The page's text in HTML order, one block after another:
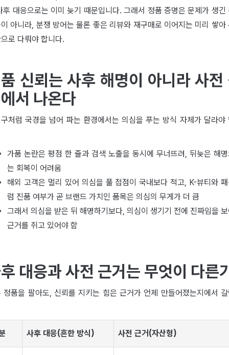
후 대응으로는 이미 늦기 때문입니다. 그래서 정품 증명은 문제가 생긴
아니라, 분쟁 방어는 물론 좋은 리뷰와 재구매로 이어지는 미리 쌓아
로 다뤄야 합니다.
신뢰는 사후 해명이 아니라 사전
서 나온다
처럼 국경을 넘어 파는 환경에서는 의심을 푸는 방식 자체가 달라야
가품 논란은 평점 한 줄과 검색 노출을 동시에 무너뜨려, 뒤늦은 해
는 회복이 어려움
해외 고객은 멀리 있어 의심을 풀 접점이 국내보다 적고, K-뷰티와
럼 진품 여부가 곧 브랜드 가치인 품목은 의심의 무게가 더 큼
그래서 의심을 받은 뒤 해명하기보다, 의심이 생기기 전에 진짜임을
근거를 쥐고 있어야 함
대응과 사전 근거는 무엇이 다른
정품을 팔아도, 신뢰를 지키는 힘은 근거가 언제 만들어졌는지에서
사후 대응(흔한 방식) 사전 근거(자산형)